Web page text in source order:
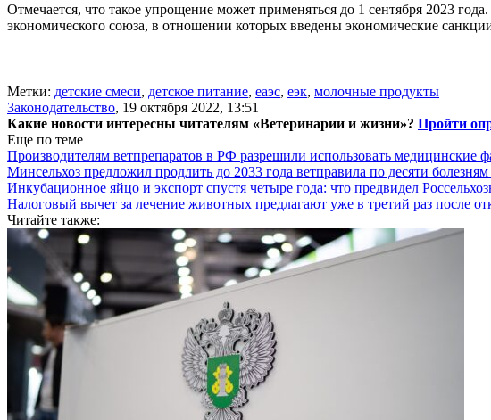
Отмечается, что такое упрощение может применяться до 1 сентября 2023
экономического союза, в отношении которых введены экономические
Метки: детские смеси, детское питание, еаэс, еэк, молочные продукты
Законодательство, 19 октября 2022, 13:51
Какие новости интересны читателям «Ветеринарии и жизни»? Пройти
Еще по теме
Производителям ветпрепаратов в РФ разрешили использовать медицинские
Минсельхоз предложил продлить до 2033 года ветправила по десяти
Инкубационное яйцо и экспорт спустя четыре года: что предвидел
Налоговый вычет за лечение животных предлагают уже в третий раз после
Читайте также: